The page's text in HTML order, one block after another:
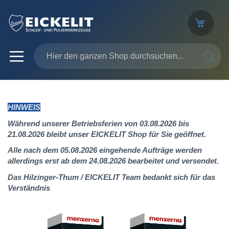
SUCHE
HINWEIS
Während unserer Betriebsferien von 03.08.2026 bis
21.08.2026 bleibt unser EICKELIT Shop für Sie geöffnet.
Alle nach dem 05.08.2026 eingehende Aufträge werden
allerdings erst ab dem 24.08.2026 bearbeitet und versendet.
Das Hilzinger-Thum / EICKELIT Team bedankt sich für das
Verständnis